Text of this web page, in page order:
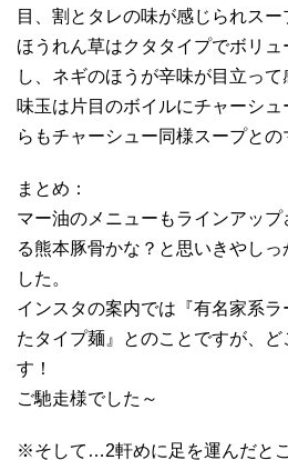
目、割とタレの味が感じられスー
ほうれん草はクタタイプでボリ
し、ネギのほうが辛味が目立って
味玉は片目のボイルにチャーシ
らもチャーシュー同様スープとの
まとめ：
マー油のメニューもラインアッ
る熊本豚骨かな？と思いきやし
した。
インスタの案内では『有名家系
たタイプ麺』とのことですが、ど
す！
ご馳走様でした～
※そして…2軒めに足を運んだと